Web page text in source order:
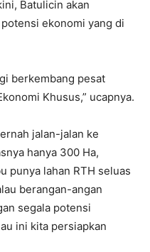
Batulicin akan
ekonomi yang di
berkembang pesat
Khusus,” ucapnya.
jalan-jalan ke
hanya 300 Ha,
punya lahan RTH seluas
berangan-angan
segala potensi
ini kita persiapkan